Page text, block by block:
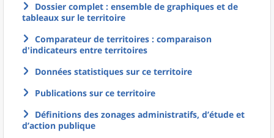
Dossier complet : ensemble de graphiques et de
tableaux sur le territoire
Comparateur de territoires : comparaison
d'indicateurs entre territoires
Données statistiques sur ce territoire
Publications sur ce territoire
Définitions des zonages administratifs, d’étude et
d’action publique